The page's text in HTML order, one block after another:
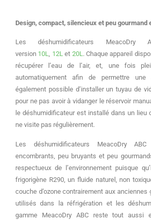
Design, compact, silencieux et peu gourmand
Les déshumidificateurs
version 10L, 12Let 20L.Chaque appareil
récupérer l’eau de l’air, et, une fois
automatiquement afin de permettre une
également possible d’installer un tuyau de
pour ne pas avoir à vidanger le réservoir
le déshumidificateur est installé dans un lieu
ne visite pas régulièrement.
Les déshumidificateurs MeacoDry
encombrants, peu bruyants et peu
respectueux de l’environnement puisque
frigorigène R290, un fluide naturel, non
couche d’ozone contrairement aux anciennes
utilisés dans la réfrigération et les
gamme MeacoDry ABC reste tout aussi